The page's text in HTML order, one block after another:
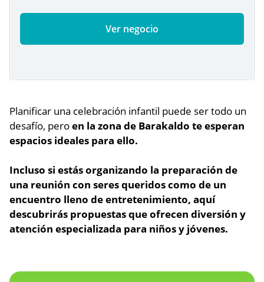
Ver negocio
Planificar una celebración infantil puede ser todo un
desafío, peroen la zona de Barakaldo te esperan
espacios ideales para ello.
Incluso si estás organizando la preparación de
una reunión con seres queridos como de un
encuentro lleno de entretenimiento, aquí
descubrirás propuestas que ofrecen diversión y
atención especializada para niños y jóvenes.